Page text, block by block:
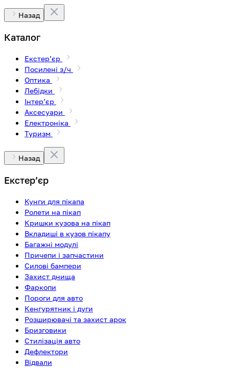
Назад
Каталог
Екстерʼєр
Посилені з/ч
Оптика
Лебідки
Інтерʼєр
Аксесуари
Електроніка
Туризм
Назад
Екстерʼєр
Кунги для пікапа
Ролети на пікап
Кришки кузова на пікап
Вкладиші в кузов пікапу
Багажні модулі
Причепи і запчастини
Силові бампери
Захист днища
Фаркопи
Пороги для авто
Кенгурятник і дуги
Розширювачі та захист арок
Бризговики
Стилізація авто
Дефлектори
Відвали